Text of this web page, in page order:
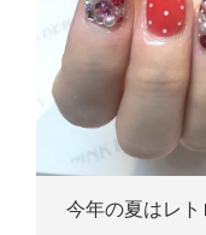
今年の夏はレ